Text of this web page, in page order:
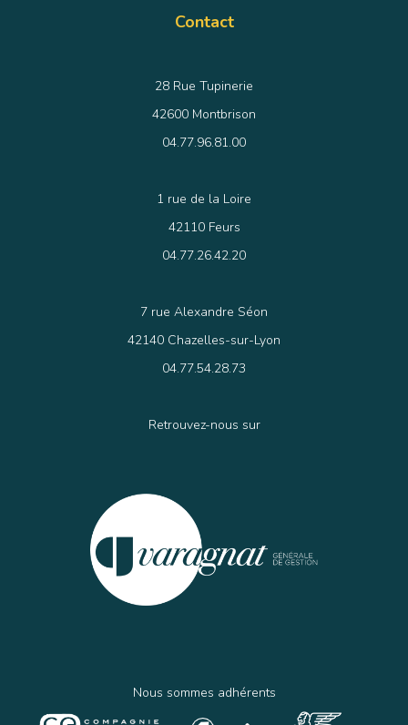
Contact
28 Rue Tupinerie
42600 Montbrison
04.77.96.81.00
1 rue de la Loire
42110 Feurs
04.77.26.42.20
7 rue Alexandre Séon
42140 Chazelles-sur-Lyon
04.77.54.28.73
Retrouvez-nous sur
Nous sommes adhérents